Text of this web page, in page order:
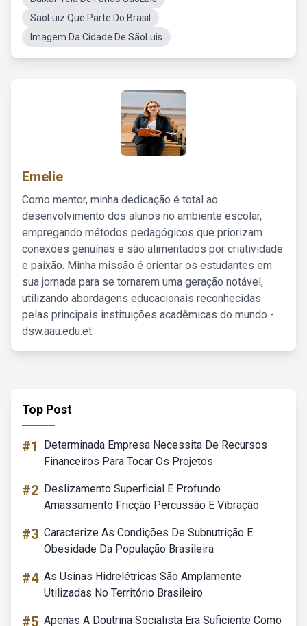
SaoLuiz Que Parte Do Brasil
Imagem Da Cidade De SãoLuis
Emelie
Como mentor, minha dedicação é total ao
desenvolvimento dos alunos no ambiente escolar,
empregando métodos pedagógicos que priorizam
conexões genuínas e são alimentados por criatividade
e paixão. Minha missão é orientar os estudantes em
sua jornada para se tornarem uma geração notável,
utilizando abordagens educacionais reconhecidas
pelas principais instituições acadêmicas do mundo -
dsw.aau.edu.et.
Top Post
#1
Determinada Empresa Necessita De Recursos
Financeiros Para Tocar Os Projetos
#2 Deslizamento Superficial E Profundo
Amassamento Fricção Percussão E Vibração
#3 Caracterize As Condições De Subnutrição E
Obesidade Da População Brasileira
#4 As Usinas Hidrelétricas São Amplamente
Utilizadas No Território Brasileiro
#5 Apenas A Doutrina Socialista Era Suficiente Como